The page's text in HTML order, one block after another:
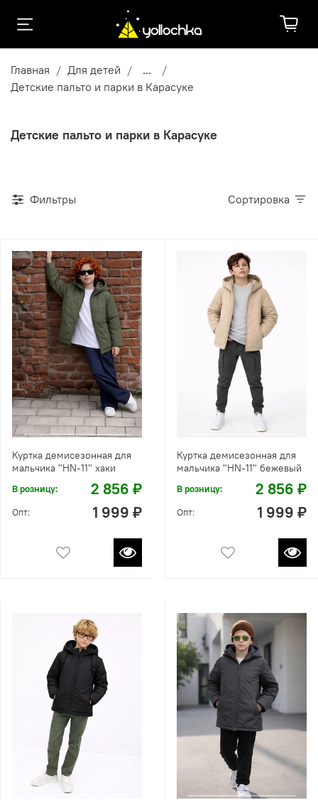
Главная Для детей
...
Детские пальто и парки в Карасуке
Детские пальто и парки в Карасуке
Фильтры Сортировка
Куртка демисезонная для
мальчика "HN-11" хаки
В розницу: 2 856 ₽
Опт: 1 999 ₽
Куртка демисезонная для
мальчика "HN-11" бежевый
В розницу: 2 856 ₽
Опт: 1 999 ₽